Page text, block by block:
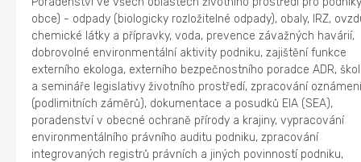
obce) - odpady (biologicky rozložitelné odpady), obaly, IRZ,
chemické látky a přípravky, voda, prevence závažných havárií,
dobrovolné environmentální aktivity podniku, zajištění funkce
externího ekologa, externího bezpečnostního poradce ADR,
a semináře legislativy životního prostředí, zpracování
(podlimitních záměrů), dokumentace a posudků EIA (SEA),
poradenství v obecné ochraně přírody a krajiny, vypracování
environmentálního právního auditu podniku, zpracování
integrovaných registrů právních a jiných povinností podniku,